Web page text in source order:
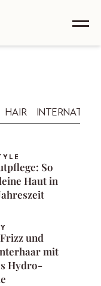
HAIR
So
Haut in
und
mit
Hydro-